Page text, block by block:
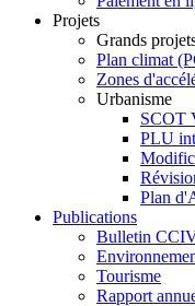
Projets
Grands
Plan climat
Zones
Urbanisme
SCOT
PLU
Plan
Publications
Bulletin
Tourisme
Rapport